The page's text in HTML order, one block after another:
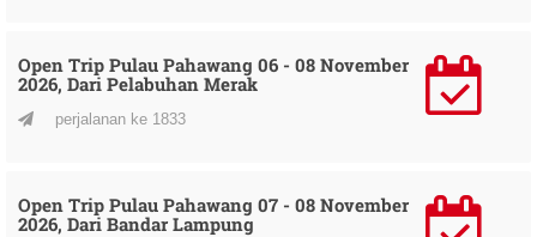
Open Trip Pulau Pahawang 06 - 08 November
2026, Dari Pelabuhan Merak
perjalanan ke 1833
Open Trip Pulau Pahawang 07 - 08 November
2026, Dari Bandar Lampung